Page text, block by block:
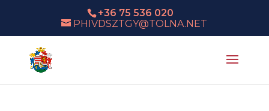
+36 75 536 020
PHIVDSZTGY@TOLNA.NET